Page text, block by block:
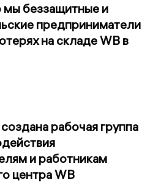
мы беззащитные и
предприниматели
на складе WB в
рабочая группа
и работникам
центра WB